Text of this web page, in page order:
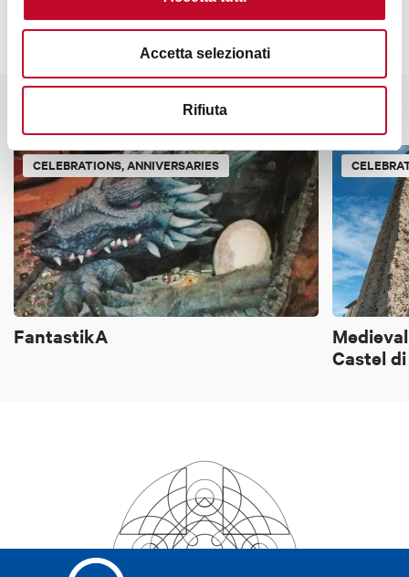
Accetta selezionati
Rifiuta
It might also interest you
CELEBRATIONS, ANNIVERSARIES
FantastikA
Castel